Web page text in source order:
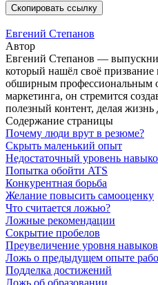
Скопировать ссылку
Евгений Степанов
Автор
Евгений Степанов —
который нашёл своё
обширным профессиональным
маркетинга, он стремится
полезный контент, делая
Содержание страницы
Почему люди врут в резюме?
Скрыть маленький опыт
Недостаточный уровень
Попытка обойти ATS
Конкурентная борьба
Желание повысить самооценку
Что считается ложью?
Ложные рекомендации
Сокрытие пробелов
Преувеличение уровня навыков
Ложь о предыдущем опыте
Подделка достижений
Ложь об образовании